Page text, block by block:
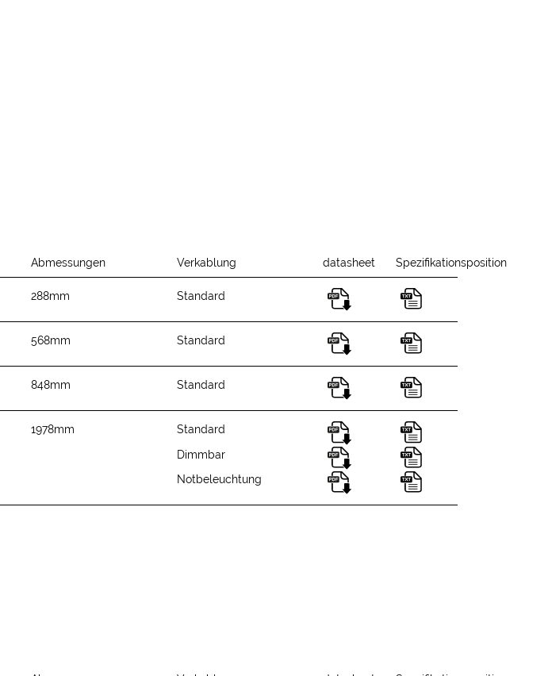
Abmessungen Verkablung datasheet Spezifikationsposition
288mm Standard
568mm Standard
848mm Standard
1978mm
Standard
Dimmbar
Notbeleuchtung